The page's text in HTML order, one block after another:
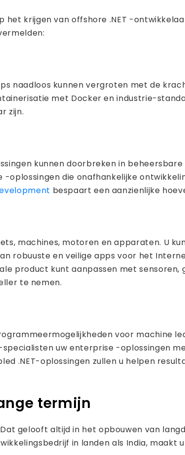
krijgen van offshore .NET -
naadloos kunnen vergroten met de
met Docker en industrie-
zijn.
kunnen doorbreken in
-oplossingen die onafhankelijke
bespaart een aanzienlijke
machines, motoren en apparaten. U
robuuste en veilige apps voor het
product kunt aanpassen met
te nemen.
voor machine
uw enterprise -oplossingen
.NET-oplossingen zullen u helpen
termijn
Dat gelooft altijd in het opbouwen van
in landen als India, maakt